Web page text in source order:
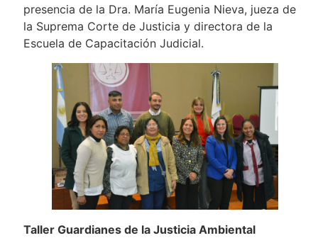
presencia de la Dra. María Eugenia Nieva, jueza de
la Suprema Corte de Justicia y directora de la
Escuela de Capacitación Judicial.
Taller Guardianes de la Justicia Ambiental